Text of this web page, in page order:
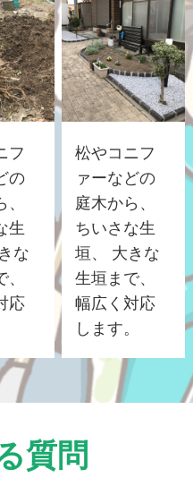
フ
の
生
な
応
松やコニフ
ァーなどの
庭木から、
ちいさな生
垣、 大きな
生垣まで、
幅広く対応
します。
質問